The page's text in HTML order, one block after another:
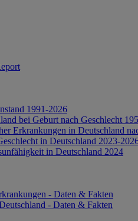
1991-2026
bei Geburt nach Geschlecht
Erkrankungen in Deutschland
in Deutschland 2023-
in Deutschland 2024
- Daten & Fakten
- Daten & Fakten